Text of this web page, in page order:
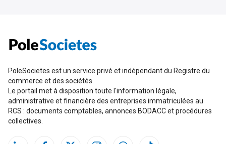
PoleSocietes est un service privé et indépendant du Registre du
commerce et des sociétés.
Le portail met à disposition toute l'information légale,
administrative et financière des entreprises immatriculées au
RCS : documents comptables, annonces BODACC et procédures
collectives.